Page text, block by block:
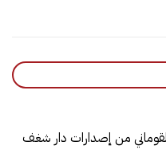
القوماني من إصدارات دار شغف